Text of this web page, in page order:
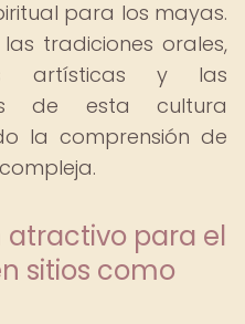
para los mayas.
tradiciones orales,
artísticas y las
de esta cultura
la comprensión de
atractivo para el
sitios como